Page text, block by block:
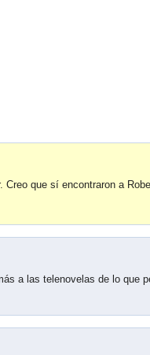
que sí encontraron a
a las telenovelas de lo que